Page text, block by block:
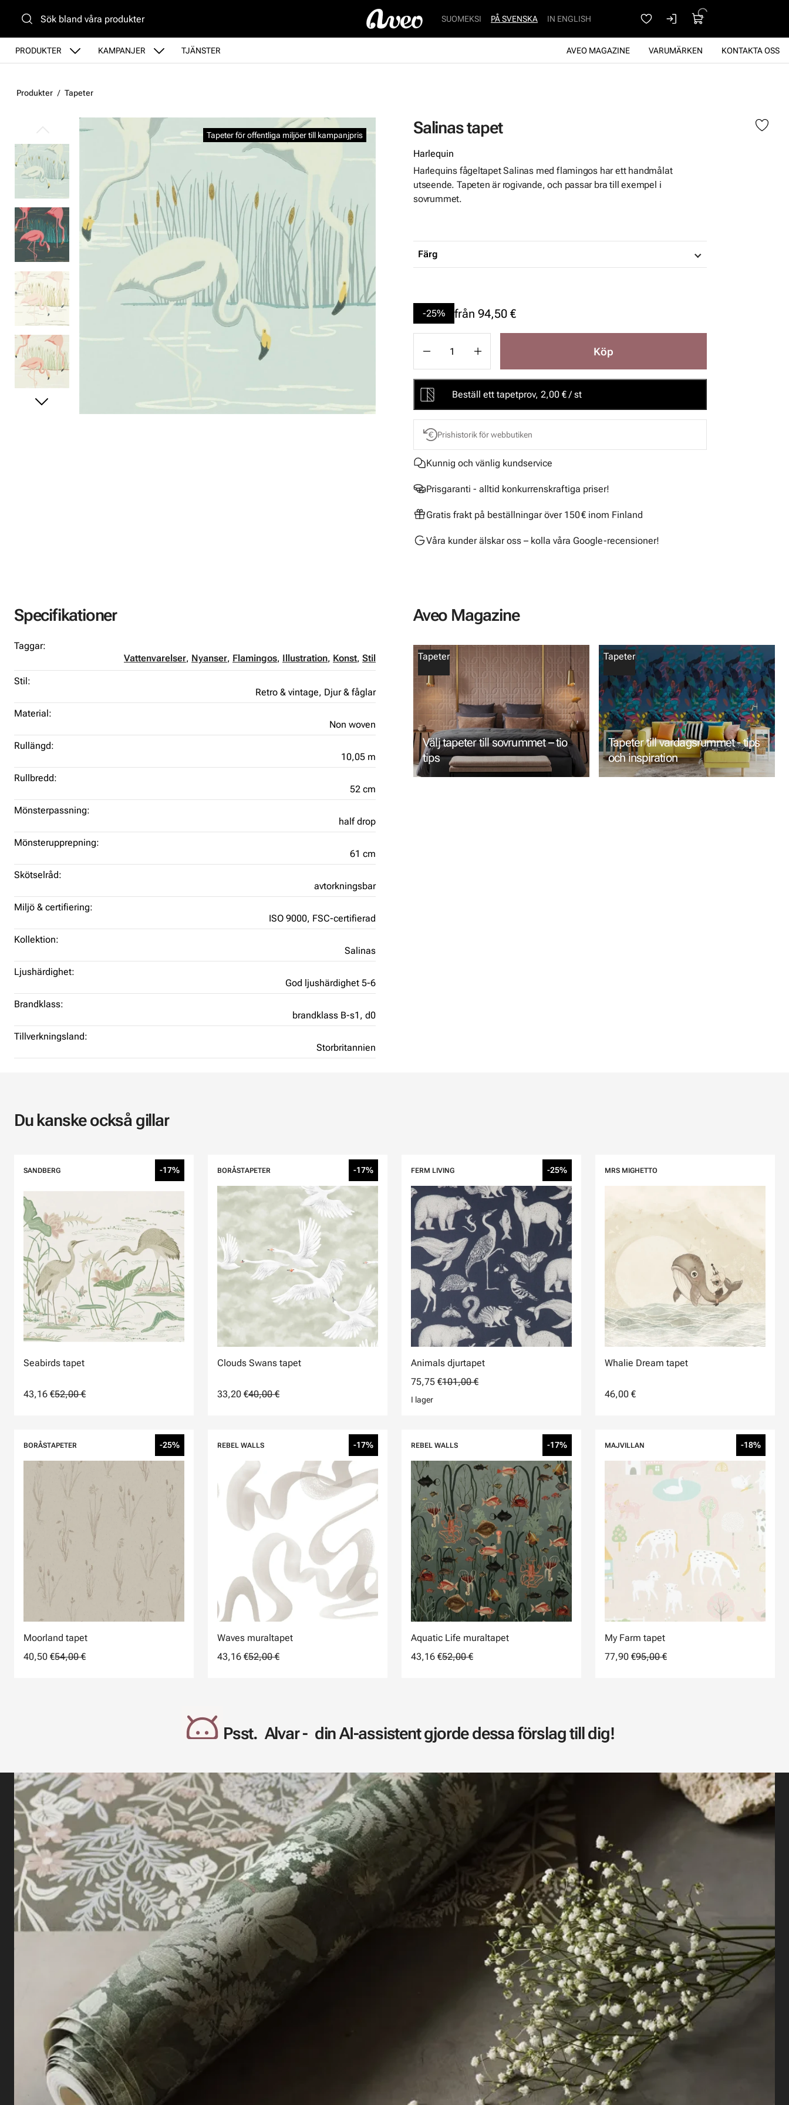
PRODUKTER KAMPANJER TJÄNSTER KONTAKTA OSS
VARUMÄRKEN
AVEO MAGAZINE
SUOMEKSI PÅ SVENSKA IN ENGLISH
Produkter Tapeter
Salinas tapet
Tapeter för offentliga miljöer till kampanjpris
Hoppa över bilder
Harlequin
Harlequins fågeltapet Salinas med flamingos har ett handmålat
utseende. Tapeten är rogivande, och passar bra till exempel i
sovrummet.
Färg
-25% från 94,50 €
Köp
Beställ ett tapetprov, 2,00 € / st
Prishistorik för webbutiken
Kunnig och vänlig kundservice
Prisgaranti - alltid konkurrenskraftiga priser!
Gratis frakt på beställningar över 150 € inom Finland
Våra kunder älskar oss – kolla våra Google-recensioner!
Specifikationer
Taggar:
Vattenvarelser, Nyanser, Flamingos, Illustration, Konst, Stil
Stil:
Retro & vintage, Djur & fåglar
Material:
Non woven
Rullängd:
10,05 m
Rullbredd:
52 cm
Mönsterpassning:
half drop
Mönsterupprepning:
61 cm
Skötselråd:
avtorkningsbar
Miljö & certifiering:
ISO 9000, FSC-certifierad
Kollektion:
Salinas
Ljushärdighet:
God ljushärdighet 5-6
Brandklass:
brandklass B-s1, d0
Tillverkningsland:
Storbritannien
Aveo Magazine
Tapeter
Välj tapeter till sovrummet – tio
tips
Tapeter
Tapeter till vardagsrummet - tips
och inspiration
Du kanske också gillar
SANDBERG -17%
Seabirds tapet
43,16 €52,00 €
BORÅSTAPETER -17%
Clouds Swans tapet
33,20 €40,00 €
FERM LIVING -25%
Animals djurtapet
75,75 €101,00 €
I lager
MRS MIGHETTO
Whalie Dream tapet
46,00 €
BORÅSTAPETER -25%
Moorland tapet
40,50 €54,00 €
REBEL WALLS -17%
Waves muraltapet
43,16 €52,00 €
REBEL WALLS -17%
Aquatic Life muraltapet
43,16 €52,00 €
MAJVILLAN -18%
My Farm tapet
77,90 €95,00 €
Psst. Alvar - din AI-assistent gjorde dessa förslag till dig!